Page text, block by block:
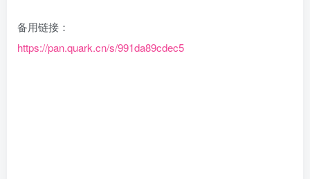
备用链接：
https://pan.quark.cn/s/991da89cdec5